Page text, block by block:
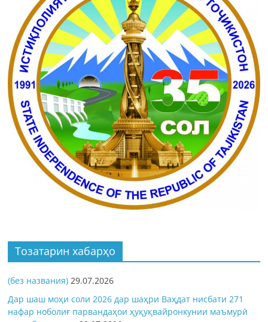
Тозатарин хабарҳо
(без названия) 29.07.2026
Дар шаш моҳи соли 2026 дар шаҳри Ваҳдат нисбати 271
нафар ноболиғ парвандаҳои ҳуқуқвайронкунии маъмурӣ